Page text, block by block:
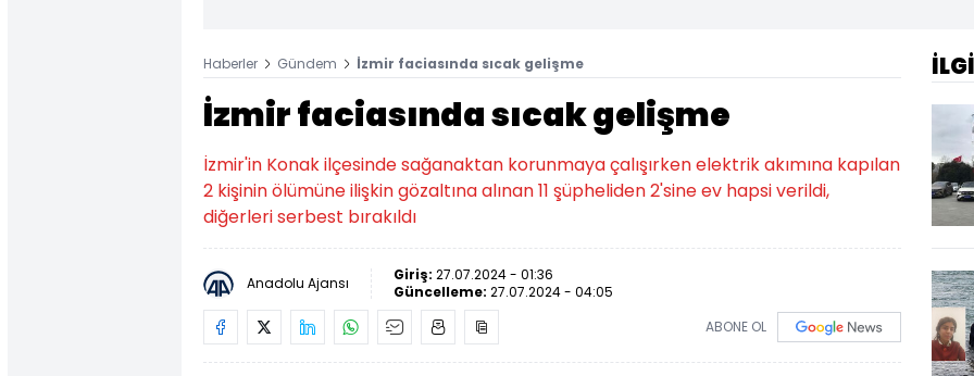
Haberler Gündem İzmir faciasında sıcak gelişme
İzmir faciasında sıcak gelişme
İzmir'in Konak ilçesinde sağanaktan korunmaya çalışırken elektrik akımına kapılan
2 kişinin ölümüne ilişkin gözaltına alınan 11 şüpheliden 2'sine ev hapsi verildi,
diğerleri serbest bırakıldı
Anadolu Ajansı Giriş: 27.07.2024 - 01:36
Güncelleme: 27.07.2024 - 04:05
ABONE OL